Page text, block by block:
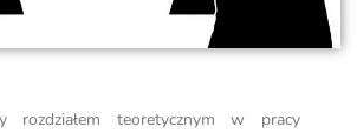
rozdziałem teoretycznym w pracy